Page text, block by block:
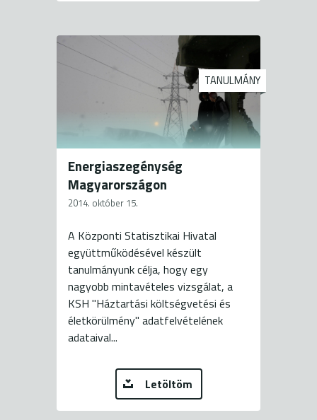
TANULMÁNY
Energiaszegénység
Magyarországon
2014. október 15.
A Központi Statisztikai Hivatal
együttműködésével készült
tanulmányunk célja, hogy egy
nagyobb mintavételes vizsgálat, a
KSH "Háztartási költségvetési és
életkörülmény" adatfelvételének
adataival...
Letöltöm